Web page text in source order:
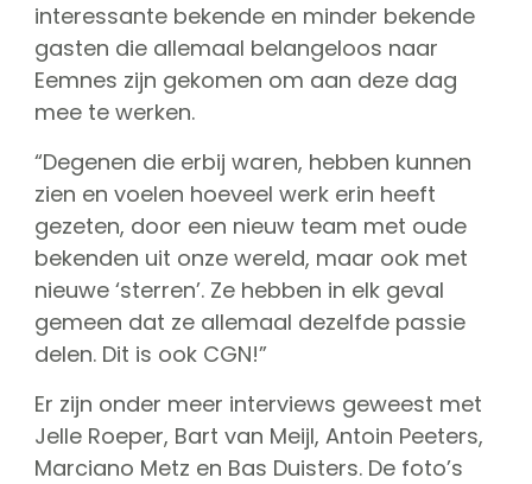
Contact
Nederlands
(0)
Account
interessante bekende en minder bekende
gasten die allemaal belangeloos naar
Eemnes zijn gekomen om aan deze dag
mee te werken.
“Degenen die erbij waren, hebben kunnen
zien en voelen hoeveel werk erin heeft
gezeten, door een nieuw team met oude
bekenden uit onze wereld, maar ook met
nieuwe ‘sterren’. Ze hebben in elk geval
gemeen dat ze allemaal dezelfde passie
delen. Dit is ook CGN!”
Er zijn onder meer interviews geweest met
Jelle Roeper, Bart van Meijl, Antoin Peeters,
Marciano Metz en Bas Duisters. De foto’s